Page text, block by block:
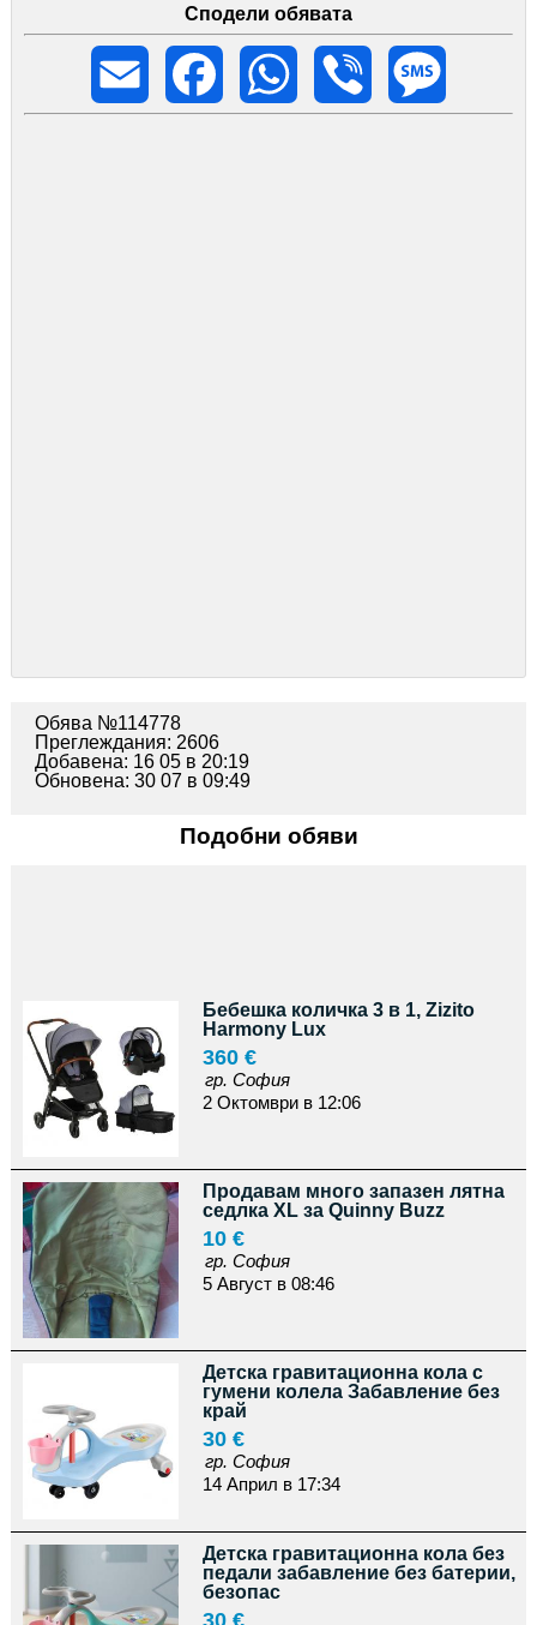
Сподели обявата
Email
Facebook WhatsApp Viber
Обява №114778
Преглеждания: 2606
Добавена: 16 05 в 20:19
Обновена: 30 07 в 09:49
Подобни обяви
Бебешка количка 3 в 1, Zizito
Harmony Lux
360 €
гр. София
2 Октомври в 12:06
Продавам много запазен лятна
седлка XL за Quinny Buzz
10 €
гр. София
5 Август в 08:46
Детска гравитационна кола с
гумени колела Забавление без
край
30 €
гр. София
14 Април в 17:34
Детска гравитационна кола без
педали забавление без батерии,
безопас
30 €